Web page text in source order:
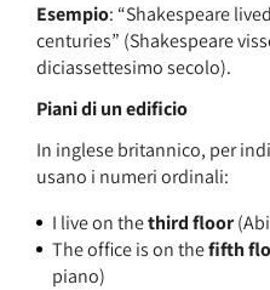
Esempio: “Shakespeare
centuries” (Shakespeare
diciassettesimo secolo).
Piani di un edificio
In inglese britannico, per
usano i numeri ordinali:
I live on thethird floor
The office is on thefifth
piano)